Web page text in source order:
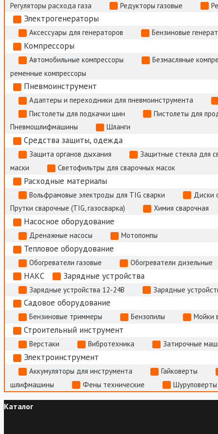
Регуляторы расхода газа
Редукторы газовые
Электрогенераторы
Аксессуары для генераторов Бензиновые
Компрессоры
Автомобильные компрессоры
Безмасляные
ременные компрессоры
Пневмоинструмент
Адаптеры и переходники для пневмоинструмента
Пистолеты для подкачки шин
Пистолеты для
Пневмошлифмашины
Шланги
Средства защиты, одежда
Защита органов дыхания
Защитные стекла для
маски
Светофильтры для сварочных масок
Расходные материалы
Вольфрамовые электроды для TIG сварки
Диски
Прутки сварочные (TIG, газосварка)
Химия сварочная
Насосное оборудование
Дренажные насосы Мотопомпы
Тепловое оборудование
Обогреватели газовые Обогреватели дизельные
НАКС Зарядные устройства
Зарядные устройства 12-24В Зарядные
Садовое оборудование
Бензиновые триммеры Бензопилы Мойки
Строительный инструмент
Верстаки Вибротехника Затирочные
Электроинструмент
Аккумуляторы для инструмента
Гайковерты
шлифмашины
Фены технические
Каталог